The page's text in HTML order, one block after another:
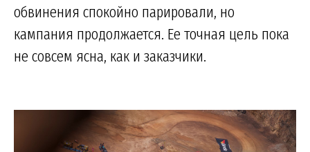
обвинения спокойно парировали, но
кампания продолжается. Ее точная цель пока
не совсем ясна, как и заказчики.